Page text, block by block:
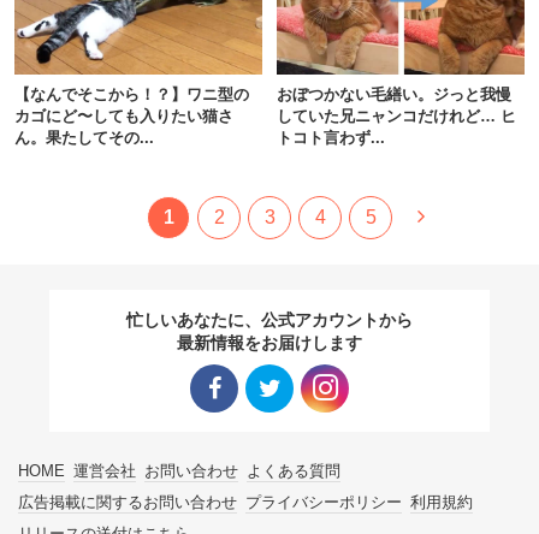
【なんでそこから！？】ワニ型の
カゴにど〜しても入りたい猫さ
ん。果たしてその...
おぼつかない毛繕い。ジっと我慢
していた兄ニャンコだけれど… ヒ
トコト言わず...
1 2 3 4 5
忙しいあなたに、公式アカウントから
最新情報をお届けします
HOME 運営会社 お問い合わせ よくある質問
広告掲載に関するお問い合わせ プライバシーポリシー 利用規約